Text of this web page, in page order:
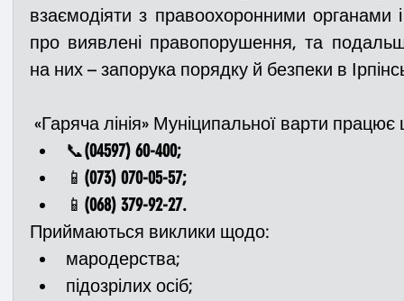
взаємодіяти з правоохоронними
про виявлені правопорушення, та
на них – запорука порядку й безпеки в
«Гаряча лінія» Муніципальної варти
📞(04597) 60-400;
📱 (073) 070-05-57;
📱 (068) 379-92-27.
Приймаються виклики щодо:
мародерства;
підозрілих осіб;